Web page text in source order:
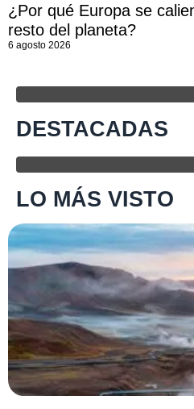
¿Por qué Europa se
resto del planeta?
6 agosto 2026
DESTACADAS
LO MÁS VISTO